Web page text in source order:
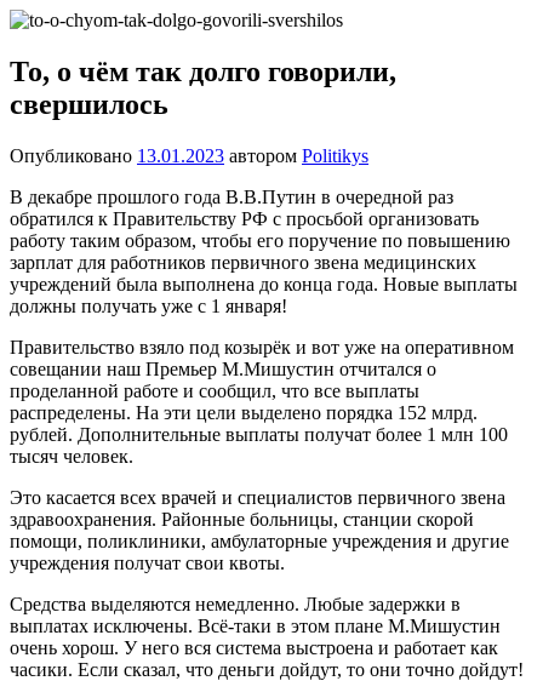
Перейти
содержимому
один
сайт
на
WordPress
То, о чём так долго говорили,
свершилось
Опубликовано 13.01.2023 автором Politikys
В декабре прошлого года В.В.Путин в очередной раз
обратился к Правительству РФ с просьбой организовать
работу таким образом, чтобы его поручение по повышению
зарплат для работников первичного звена медицинских
учреждений была выполнена до конца года. Новые выплаты
должны получать уже с 1 января!
Правительство взяло под козырёк и вот уже на оперативном
совещании наш Премьер М.Мишустин отчитался о
проделанной работе и сообщил, что все выплаты
распределены. На эти цели выделено порядка 152 млрд.
рублей. Дополнительные выплаты получат более 1 млн 100
тысяч человек.
Это касается всех врачей и специалистов первичного звена
здравоохранения. Районные больницы, станции скорой
помощи, поликлиники, амбулаторные учреждения и другие
учреждения получат свои квоты.
Средства выделяются немедленно. Любые задержки в
выплатах исключены. Всё-таки в этом плане М.Мишустин
очень хорош. У него вся система выстроена и работает как
часики. Если сказал, что деньги дойдут, то они точно дойдут!